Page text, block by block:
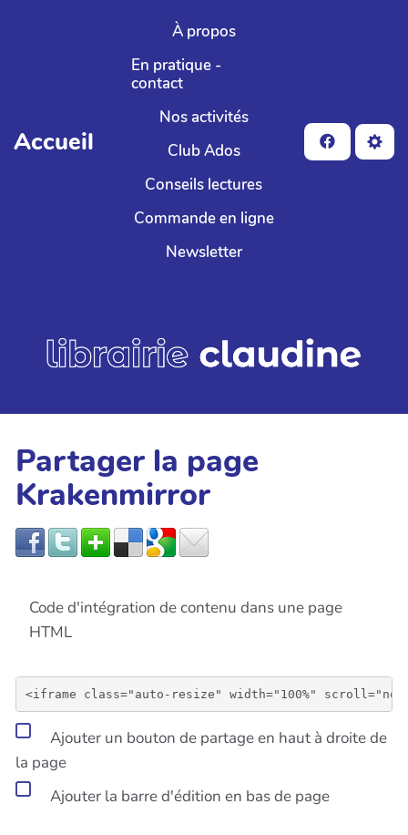
Aller au contenu principal
Accueil
À propos
En pratique -
contact
Nos activités
Club Ados
Conseils lectures
Commande en ligne
Newsletter
Partager la page
Krakenmirror
Code d'intégration de contenu dans une page
HTML
Ajouter un bouton de partage en haut à droite de
la page
Ajouter la barre d'édition en bas de page